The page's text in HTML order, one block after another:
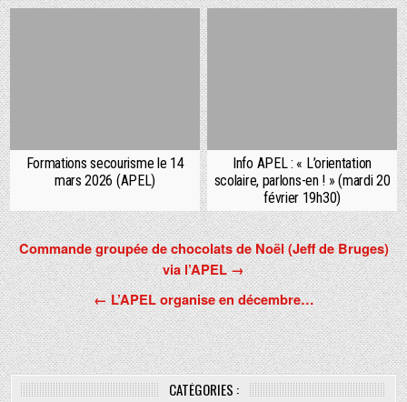
Formations secourisme le 14
mars 2026 (APEL)
Info APEL : « L’orientation
scolaire, parlons-en ! » (mardi 20
février 19h30)
Navigation
de
l’article
Commande groupée de chocolats de Noël (Jeff de Bruges)
via l’APEL →
← L’APEL organise en décembre…
CATÉGORIES :